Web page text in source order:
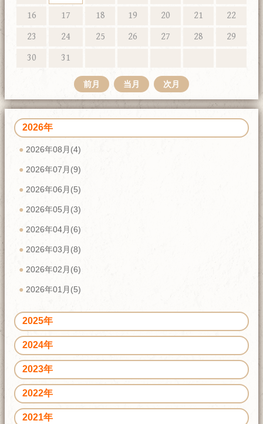
16
17 18 19 20 21
22
23
24 25 26 27 28
29
30
31
前月 当月 次月
2026年
2026年08月(4)
2026年07月(9)
2026年06月(5)
2026年05月(3)
2026年04月(6)
2026年03月(8)
2026年02月(6)
2026年01月(5)
2025年
2024年
2023年
2022年
2021年